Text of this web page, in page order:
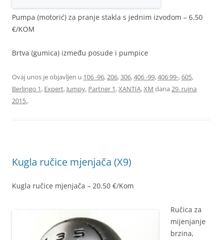
Pumpa (motorić) za pranje stakla s jednim izvodom – 6.50
€/KOM
Brtva (gumica) između posude i pumpice
Ovaj unos je objavljen u 106 -96,206,306,406 -99,406 99-,605,
Berlingo 1, Expert, Jumpy, Partner 1,XANTIA,XM dana 29. rujna
2015..
Kugla ručice mjenjača (X9)
Kugla ručice mjenjača – 20.50 €/Kom
Ručica za
mijenjanje
brzina,